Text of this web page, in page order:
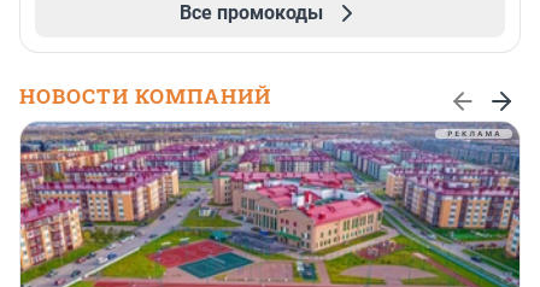
Все промокоды
НОВОСТИ КОМПАНИЙ